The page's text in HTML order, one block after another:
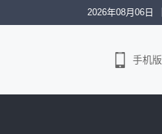
2026年08月06日
手机版